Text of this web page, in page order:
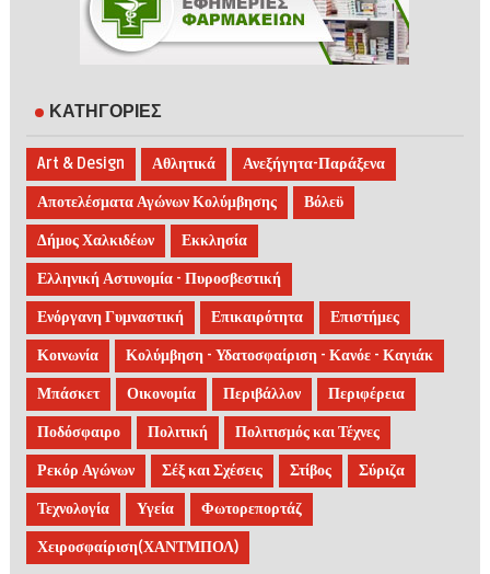
ΚΑΤΗΓΟΡΙΕΣ
Art & Design Αθλητικά Ανεξήγητα-Παράξενα
Αποτελέσματα Αγώνων Κολύμβησης Βόλεϋ
Δήμος Χαλκιδέων Εκκλησία
Ελληνική Αστυνομία - Πυροσβεστική
Ενόργανη Γυμναστική Επικαιρότητα Επιστήμες
Κοινωνία Κολύμβηση - Υδατοσφαίριση - Κανόε - Καγιάκ
Μπάσκετ Οικονομία Περιβάλλον Περιφέρεια
Ποδόσφαιρο Πολιτική Πολιτισμός και Τέχνες
Ρεκόρ Αγώνων Σέξ και Σχέσεις Στίβος Σύριζα
Τεχνολογία Υγεία Φωτορεπορτάζ
Χειροσφαίριση(ΧΑΝΤΜΠΟΛ)